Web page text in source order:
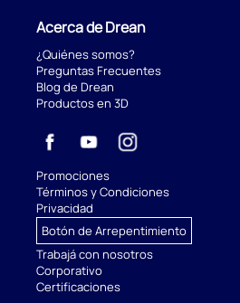
Acerca de Drean
¿Quiénes somos?
Preguntas Frecuentes
Blog de Drean
Productos en 3D
Promociones
Términos y Condiciones
Privacidad
Botón de Arrepentimiento
Trabajá con nosotros
Corporativo
Certificaciones